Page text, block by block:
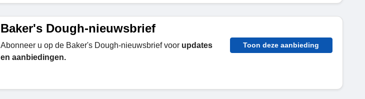
Baker's Dough-nieuwsbrief
Abonneer u op de Baker's Dough-nieuwsbrief voor updates
en aanbiedingen.
Toon deze aanbieding